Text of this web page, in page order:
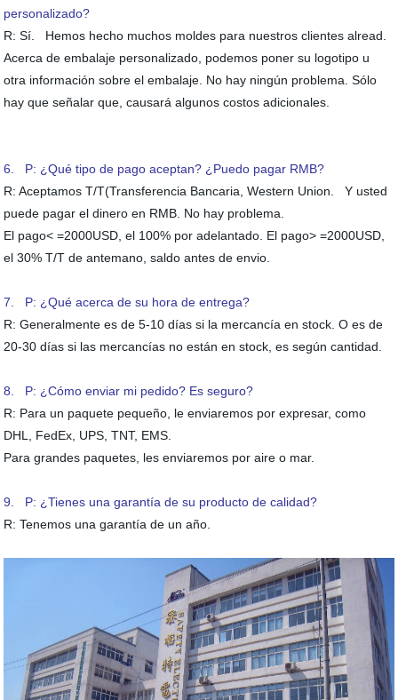
personalizado?
R: Sí. Hemos hecho muchos moldes para nuestros clientes alread.
Acerca de embalaje personalizado, podemos poner su logotipo u
otra información sobre el embalaje. No hay ningún problema. Sólo
hay que señalar que, causará algunos costos adicionales.
6. P: ¿Qué tipo de pago aceptan? ¿Puedo pagar RMB?
R: Aceptamos T/T(Transferencia Bancaria, Western Union. Y usted
puede pagar el dinero en RMB. No hay problema.
El pago< =2000USD, el 100% por adelantado. El pago> =2000USD,
el 30% T/T de antemano, saldo antes de envio.
7. P: ¿Qué acerca de su hora de entrega?
R: Generalmente es de 5-10 días si la mercancía en stock. O es de
20-30 días si las mercancías no están en stock, es según cantidad.
8. P: ¿Cómo enviar mi pedido? Es seguro?
R: Para un paquete pequeño, le enviaremos por expresar, como
DHL, FedEx, UPS, TNT, EMS.
Para grandes paquetes, les enviaremos por aire o mar.
9. P: ¿Tienes una garantía de su producto de calidad?
R: Tenemos una garantía de un año.